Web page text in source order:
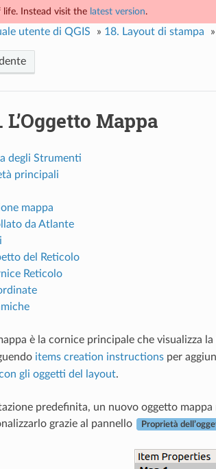
Instead visit the latest version.
utente di QGIS » 18. Layout di stampa »
L’Oggetto Mappa
degli Strumenti
principali
mappa
da Atlante
del Reticolo
Reticolo
è la cornice principale che visualizza
items creation instructionsper
gli oggetti del layout.
predefinita, un nuovo oggetto
grazie al pannello
Proprietà